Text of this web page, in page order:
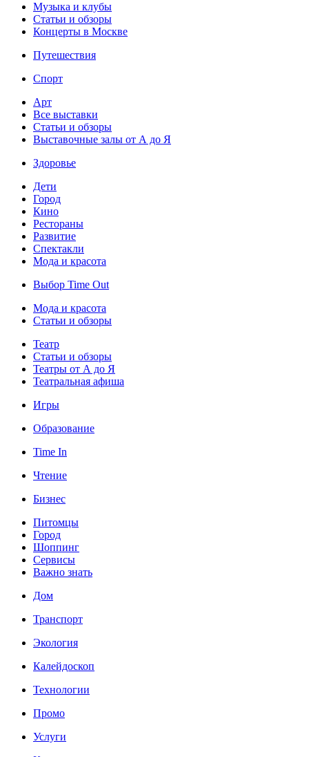
Музыка и клубы
Статьи и обзоры
Концерты в Москве
Путешествия
Спорт
Арт
Все выставки
Статьи и обзоры
Выставочные залы от А до Я
Здоровье
Дети
Город
Кино
Рестораны
Развитие
Спектакли
Мода и красота
Выбор Time Out
Мода и красота
Статьи и обзоры
Театр
Статьи и обзоры
Театры от А до Я
Театральная афиша
Игры
Образование
Time In
Чтение
Бизнес
Питомцы
Город
Шоппинг
Сервисы
Важно знать
Дом
Транспорт
Экология
Калейдоскоп
Технологии
Промо
Услуги